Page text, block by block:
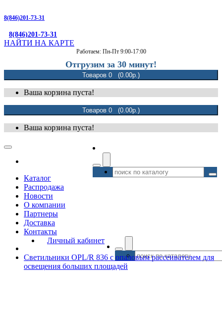
8(846)201-73-31
8(846)201-73-31
НАЙТИ НА КАРТЕ
Работаем: Пн-Пт 9:00-17:00
Отгрузим за 30 минут!
Товаров 0 (0.00р.)
Ваша корзина пуста!
Товаров 0 (0.00р.)
Ваша корзина пуста!
Каталог
Распродажа
Новости
О компании
Партнеры
Доставка
Контакты
Личный кабинет
Светильники OPL/R 836 с опаловым рассеивателем для
освещения больших площадей